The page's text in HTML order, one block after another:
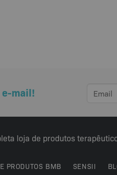
e-mail!
loja de produtos
PRODUTOS BMB SENSII